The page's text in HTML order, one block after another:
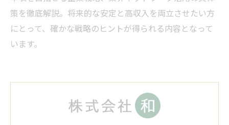
策を徹底解説。将来的な安定と高収入を両立させたい方
にとって、確かな戦略のヒントが得られる内容となって
います。